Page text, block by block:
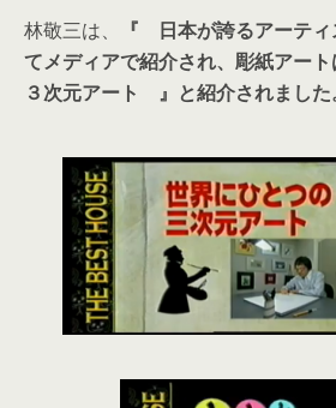
林敬三は、
『 日本が誇るアーテ
てメディアで紹介され、彫紙アー
３次元アート 』と紹介されました